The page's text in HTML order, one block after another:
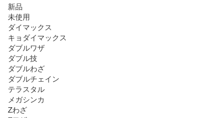
新品
未使用
ダイマックス
キョダイマックス
ダブルワザ
ダブル技
ダブルわざ
ダブルチェイン
テラスタル
メガシンカ
Zわざ